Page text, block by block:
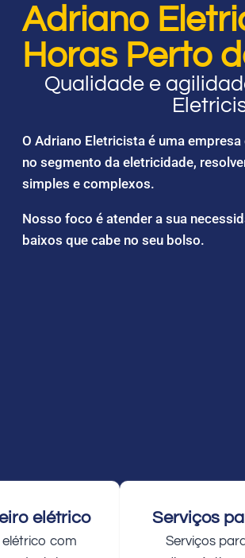
Adriano
Horas Perto
Qualidade e
O Adriano Eletricista é uma
no segmento da eletricidade,
simples e complexos.
Nosso foco é atender a sua
baixos que cabe no seu bolso.
elétrico
com
Serviços
Serviços